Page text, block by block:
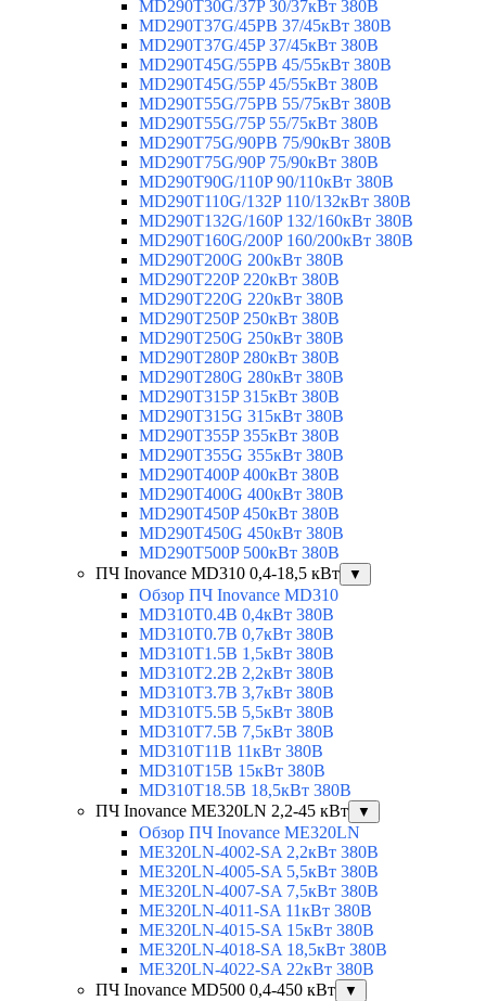
MD290T30G/37P 30/37кВт 380В
MD290T37G/45PB 37/45кВт 380В
MD290T37G/45P 37/45кВт 380В
MD290T45G/55PB 45/55кВт 380В
MD290T45G/55P 45/55кВт 380В
MD290T55G/75PB 55/75кВт 380В
MD290T55G/75P 55/75кВт 380В
MD290T75G/90PB 75/90кВт 380В
MD290T75G/90P 75/90кВт 380В
MD290T90G/110P 90/110кВт 380В
MD290T110G/132P 110/132кВт 380В
MD290T132G/160P 132/160кВт 380В
MD290T160G/200P 160/200кВт 380В
MD290T200G 200кВт 380В
MD290T220P 220кВт 380В
MD290T220G 220кВт 380В
MD290T250P 250кВт 380В
MD290T250G 250кВт 380В
MD290T280P 280кВт 380В
MD290T280G 280кВт 380В
MD290T315P 315кВт 380В
MD290T315G 315кВт 380В
MD290T355P 355кВт 380В
MD290T355G 355кВт 380В
MD290T400P 400кВт 380В
MD290T400G 400кВт 380В
MD290T450P 450кВт 380В
MD290T450G 450кВт 380В
MD290T500P 500кВт 380В
ПЧ Inovance MD310 0,4-18,5 кВт
▼
Обзор ПЧ Inovance MD310
MD310T0.4B 0,4кВт 380В
MD310T0.7B 0,7кВт 380В
MD310T1.5B 1,5кВт 380В
MD310T2.2B 2,2кВт 380В
MD310T3.7B 3,7кВт 380В
MD310T5.5B 5,5кВт 380В
MD310T7.5B 7,5кВт 380В
MD310T11B 11кВт 380В
MD310T15B 15кВт 380В
MD310T18.5B 18,5кВт 380В
ПЧ Inovance ME320LN 2,2-45 кВт
▼
Обзор ПЧ Inovance ME320LN
ME320LN-4002-SA 2,2кВт 380В
ME320LN-4005-SA 5,5кВт 380В
ME320LN-4007-SA 7,5кВт 380В
ME320LN-4011-SA 11кВт 380В
ME320LN-4015-SA 15кВт 380В
ME320LN-4018-SA 18,5кВт 380В
ME320LN-4022-SA 22кВт 380В
ПЧ Inovance MD500 0,4-450 кВт
▼